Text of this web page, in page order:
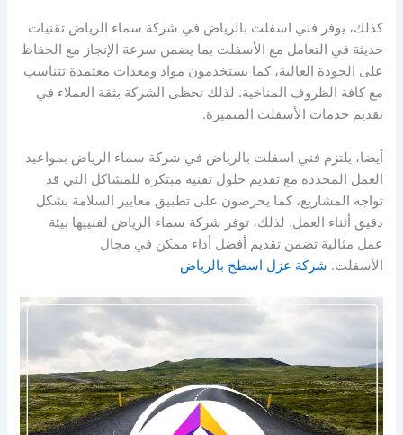
كذلك، يوفر فني اسفلت بالرياض في شركة سماء الرياض تقنيات
حديثة في التعامل مع الأسفلت بما يضمن سرعة الإنجاز مع الحفاظ
على الجودة العالية، كما يستخدمون مواد ومعدات معتمدة تتناسب
مع كافة الظروف المناخية. لذلك تحظى الشركة بثقة العملاء في
تقديم خدمات الأسفلت المتميزة.
أيضا، يلتزم فني اسفلت بالرياض في شركة سماء الرياض بمواعيد
العمل المحددة مع تقديم حلول تقنية مبتكرة للمشاكل التي قد
تواجه المشاريع، كما يحرصون على تطبيق معايير السلامة بشكل
دقيق أثناء العمل. لذلك، توفر شركة سماء الرياض لفنييها بيئة
عمل مثالية تضمن تقديم أفضل أداء ممكن في مجال
الأسفلت. شركة عزل اسطح بالرياض